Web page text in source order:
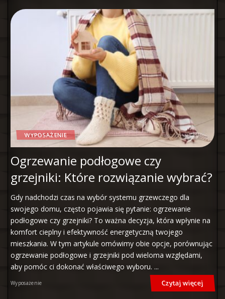
WYPOSAŻENIE
Ogrzewanie podłogowe czy
grzejniki: Które rozwiązanie wybrać?
Gdy nadchodzi czas na wybór systemu grzewczego dla
swojego domu, często pojawia się pytanie: ogrzewanie
podłogowe czy grzejniki? To ważna decyzja, która wpłynie na
komfort cieplny i efektywność energetyczną twojego
mieszkania. W tym artykule omówimy obie opcje, porównując
ogrzewanie podłogowe i grzejniki pod wieloma względami,
aby pomóc ci dokonać właściwego wyboru. ...
Wyposażenie Czytaj więcej